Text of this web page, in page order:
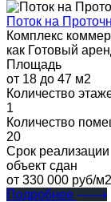
Поток на
Комплекс
как Готовый
Площадь
от 18 до 47 м2
Количество
1
Количество
20
Срок реализации
объект сдан
от 330 000 руб/м2
Подробнее